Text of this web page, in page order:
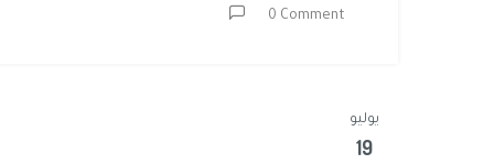
0 Comment
يوليو
19